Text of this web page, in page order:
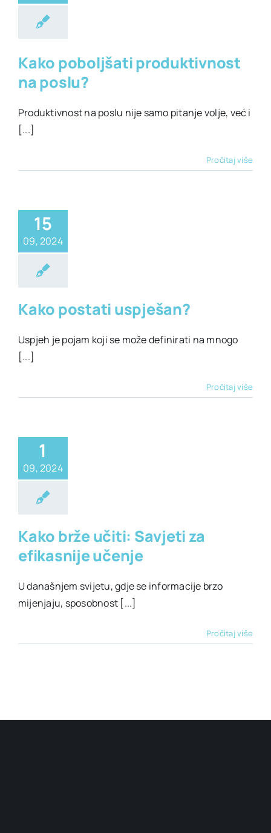
Kako poboljšati produktivnost
na poslu?
Produktivnost na poslu nije samo pitanje volje, već i
[...]
Pročitaj više
15
09, 2024
stil
Kako postati uspješan?
Uspjeh je pojam koji se može definirati na mnogo
[...]
Pročitaj više
1
09, 2024
stil
Kako brže učiti: Savjeti za
efikasnije učenje
U današnjem svijetu, gdje se informacije brzo
mijenjaju, sposobnost [...]
Pročitaj više